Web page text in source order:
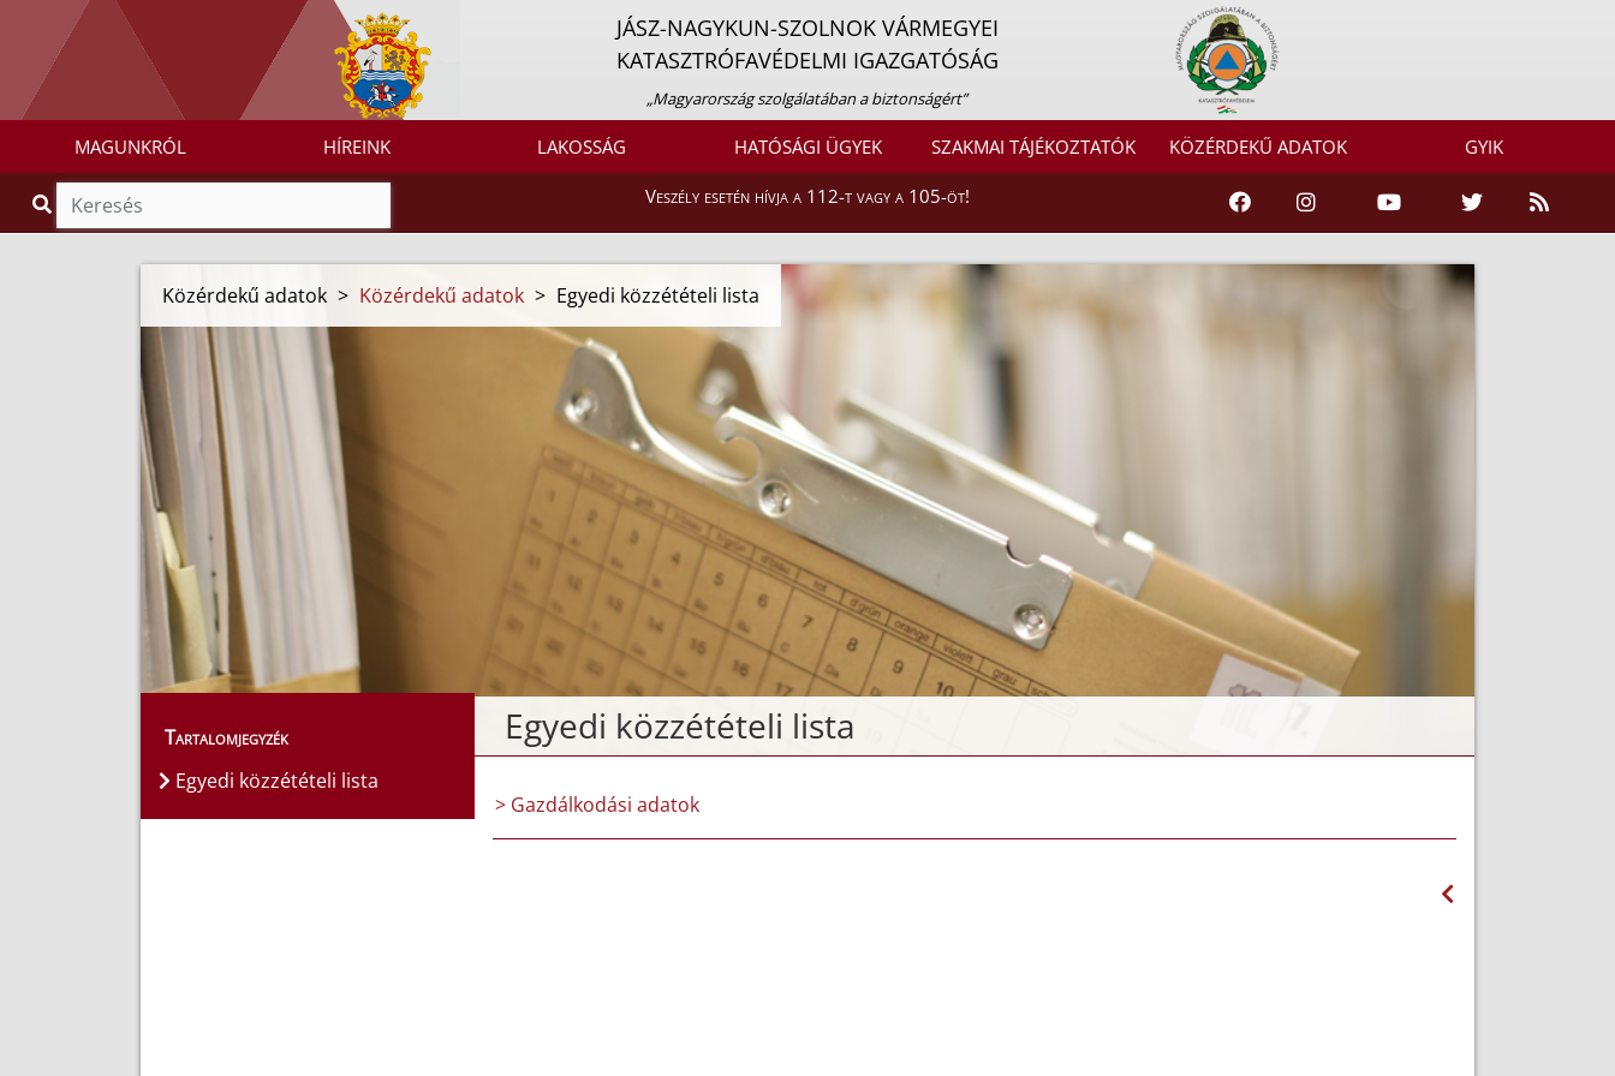
JÁSZ-NAGYKUN-SZOLNOK VÁRMEGYEI
KATASZTRÓFAVÉDELMI IGAZGATÓSÁG
„Magyarország szolgálatában a biztonságért”
MAGUNKRÓL HÍREINK LAKOSSÁG HATÓSÁGI ÜGYEK SZAKMAI TÁJÉKOZTATÓK KÖZÉRDEKŰ ADATOK GYIK
Veszély esetén hívja a 112-t vagy a 105-öt!
Közérdekű adatok > Közérdekű adatok > Egyedi közzétételi lista
Tartalomjegyzék
Egyedi közzétételi lista
Egyedi közzétételi lista
> Gazdálkodási adatok